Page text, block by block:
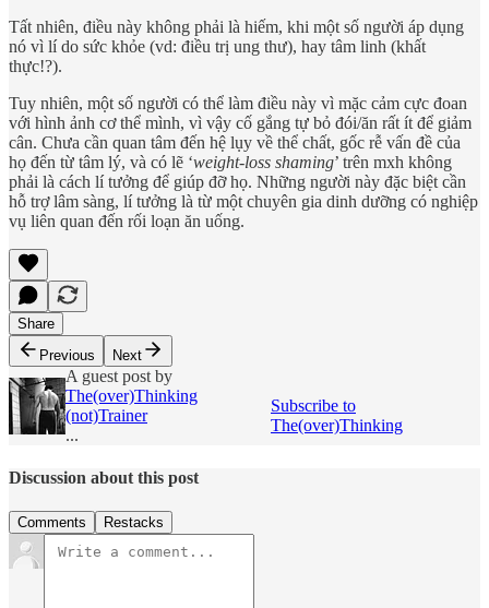
Tất nhiên, điều này không phải là hiếm, khi một số người áp dụng
nó vì lí do sức khỏe (vd: điều trị ung thư), hay tâm linh (khất
thực!?).
Tuy nhiên, một số người có thể làm điều này vì mặc cảm cực đoan
với hình ảnh cơ thể mình, vì vậy cố gắng tự bỏ đói/ăn rất ít để giảm
cân. Chưa cần quan tâm đến hệ lụy về thể chất, gốc rễ vấn đề của
họ đến từ tâm lý, và có lẽ ‘weight-loss shaming’ trên mxh không
phải là cách lí tưởng để giúp đỡ họ. Những người này đặc biệt cần
hỗ trợ lâm sàng, lí tưởng là từ một chuyên gia dinh dưỡng có nghiệp
vụ liên quan đến rối loạn ăn uống.
Share
Previous
Next
A guest post by
The(over)Thinking
(not)Trainer
...
Subscribe to
The(over)Thinking
Discussion about this post
Comments Restacks